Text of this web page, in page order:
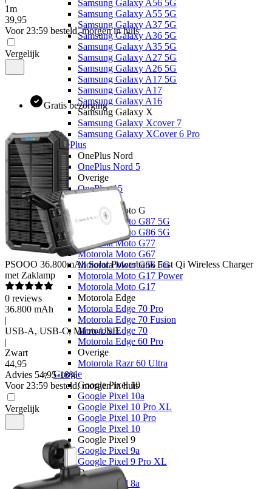
Samsung Galaxy A56 5G
Samsung Galaxy A55 5G
Samsung Galaxy A37 5G
Samsung Galaxy A36 5G
Samsung Galaxy A35 5G
Samsung Galaxy A27 5G
Samsung Galaxy A26 5G
Samsung Galaxy A17 5G
Samsung Galaxy A17
Samsung Galaxy A16
Samsung Galaxy X
Samsung Galaxy Xcover 7
Samsung Galaxy XCover 6 Pro
OnePlus
OnePlus Nord
OnePlus Nord 5
Overige
OnePlus 15
Motorola
Motorola Moto G
Motorola Moto G87 5G
Motorola Moto G86 5G
Motorola Moto G77
Motorola Moto G67
Motorola Moto G56 5G
Motorola Moto G17 Power
Motorola Moto G17
Motorola Edge
Motorola Edge 70 Pro
Motorola Edge 70 Fusion
Motorola Edge 70
Motorola Edge 60 Pro
Overige
Motorola Razr 60 Ultra
Google
Google Pixel 10
Google Pixel 10a
Google Pixel 10 Pro XL
Google Pixel 10 Pro
Google Pixel 10
Google Pixel 9
Google Pixel 9a
Google Pixel 9 Pro XL
Overige
Google Pixel 8a
1m
39,95
Voor 23:59 besteld, morgen in huis
Vergelijk
Gratis bezorging
PSOOO 36.800mAh Solar Powerbank Fast Qi Wireless Charger
met Zaklamp
0 reviews
36.800 mAh
|
USB-A, USB-C, Micro-USB
|
Zwart
44,95
Advies 54,95-18%
Voor 23:59 besteld, morgen in huis
Vergelijk